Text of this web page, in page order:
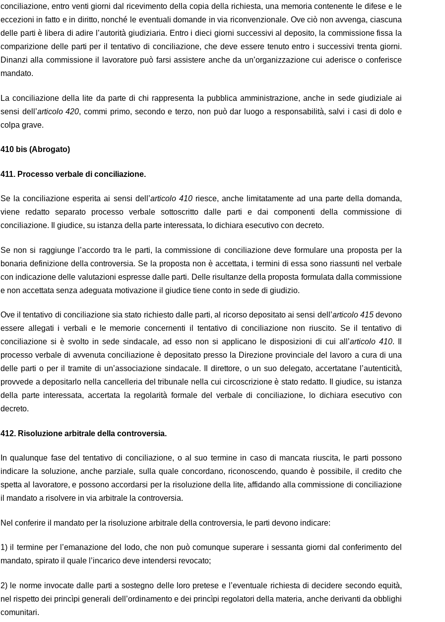
conciliazione, entro venti giorni dal ricevimento della copia della richiesta, una memoria contenente le difese e le
eccezioni in fatto e in diritto, nonché le eventuali domande in via riconvenzionale. Ove ciò non avvenga, ciascuna
delle parti è libera di adire l’autorità giudiziaria. Entro i dieci giorni successivi al deposito, la commissione fissa la
comparizione delle parti per il tentativo di conciliazione, che deve essere tenuto entro i successivi trenta giorni.
Dinanzi alla commissione il lavoratore può farsi assistere anche da un’organizzazione cui aderisce o conferisce
mandato.
La conciliazione della lite da parte di chi rappresenta la pubblica amministrazione, anche in sede giudiziale ai
sensi dell’articolo 420, commi primo, secondo e terzo, non può dar luogo a responsabilità, salvi i casi di dolo e
colpa grave.
410 bis (Abrogato)
411. Processo verbale di conciliazione.
Se la conciliazione esperita ai sensi dell’articolo 410riesce, anche limitatamente ad una parte della domanda,
viene redatto separato processo verbale sottoscritto dalle parti e dai componenti della commissione di
conciliazione. Il giudice, su istanza della parte interessata, lo dichiara esecutivo con decreto.
Se non si raggiunge l’accordo tra le parti, la commissione di conciliazione deve formulare una proposta per la
bonaria definizione della controversia. Se la proposta non è accettata, i termini di essa sono riassunti nel verbale
con indicazione delle valutazioni espresse dalle parti. Delle risultanze della proposta formulata dalla commissione
e non accettata senza adeguata motivazione il giudice tiene conto in sede di giudizio.
Ove il tentativo di conciliazione sia stato richiesto dalle parti, al ricorso depositato ai sensi dell’articolo 415devono
essere allegati i verbali e le memorie concernenti il tentativo di conciliazione non riuscito. Se il tentativo di
conciliazione si è svolto in sede sindacale, ad esso non si applicano le disposizioni di cui all’articolo 410. Il
processo verbale di avvenuta conciliazione è depositato presso la Direzione provinciale del lavoro a cura di una
delle parti o per il tramite di un’associazione sindacale. Il direttore, o un suo delegato, accertatane l’autenticità,
provvede a depositarlo nella cancelleria del tribunale nella cui circoscrizione è stato redatto. Il giudice, su istanza
della parte interessata, accertata la regolarità formale del verbale di conciliazione, lo dichiara esecutivo con
decreto.
412. Risoluzione arbitrale della controversia.
In qualunque fase del tentativo di conciliazione, o al suo termine in caso di mancata riuscita, le parti possono
indicare la soluzione, anche parziale, sulla quale concordano, riconoscendo, quando è possibile, il credito che
spetta al lavoratore, e possono accordarsi per la risoluzione della lite, affidando alla commissione di conciliazione
il mandato a risolvere in via arbitrale la controversia.
Nel conferire il mandato per la risoluzione arbitrale della controversia, le parti devono indicare:
1) il termine per l’emanazione del lodo, che non può comunque superare i sessanta giorni dal conferimento del
mandato, spirato il quale l’incarico deve intendersi revocato;
2) le norme invocate dalle parti a sostegno delle loro pretese e l’eventuale richiesta di decidere secondo equità,
nel rispetto dei princìpi generali dell’ordinamento e dei princìpi regolatori della materia, anche derivanti da obblighi
comunitari.